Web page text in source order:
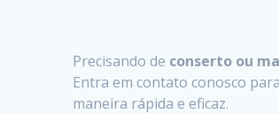
Precisando de conserto ou
Entra em contato conosco
maneira rápida e eficaz.